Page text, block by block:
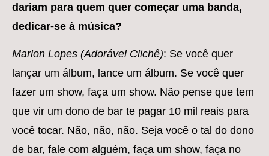
dariam para quem quer começar uma banda,
dedicar-se à música?
Marlon Lopes (Adorável Clichê): Se você quer
lançar um álbum, lance um álbum. Se você quer
fazer um show, faça um show. Não pense que tem
que vir um dono de bar te pagar 10 mil reais para
você tocar. Não, não, não. Seja você o tal do dono
de bar, fale com alguém, faça um show, faça no